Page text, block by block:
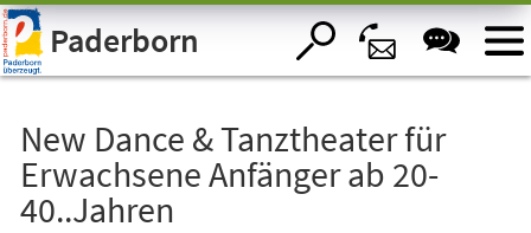
Visuelle
Assistenzsoftware
öffnen.Paderborn
New Dance & Tanztheater für
Erwachsene Anfänger ab 20-
40..Jahren